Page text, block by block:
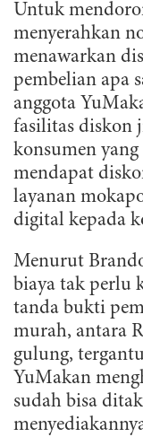
Untuk
menyerahkan
menawarkan
pembelian apa
anggota
fasilitas diskon
konsumen
mendapat
layanan
digital kepada
Menurut
biaya tak perlu
tanda bukti
murah, antara
gulung,
YuMakan
sudah bisa